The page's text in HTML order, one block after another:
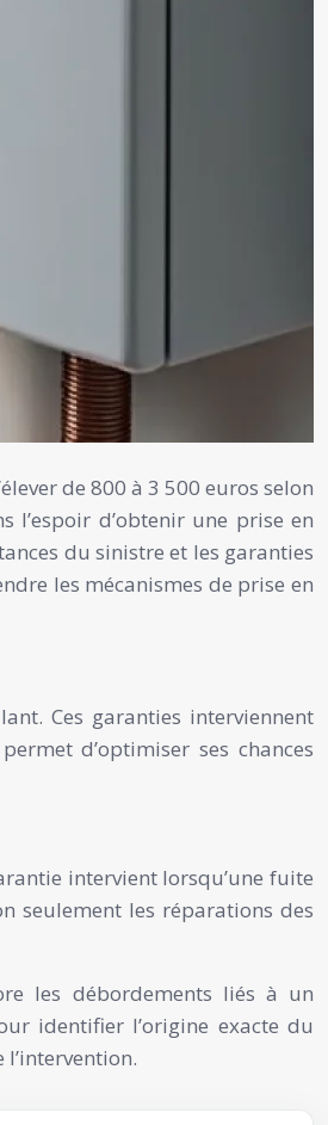
de 800 à 3 500 euros selon
l’espoir d’obtenir une prise en
du sinistre et les garanties
les mécanismes de prise en
Ces garanties interviennent
d’optimiser ses chances
intervient lorsqu’une fuite
seulement les réparations des
les débordements liés à un
identifier l’origine exacte du